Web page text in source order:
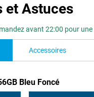
et Astuces
avant 22:00 pour
Accessoires
Bleu Foncé